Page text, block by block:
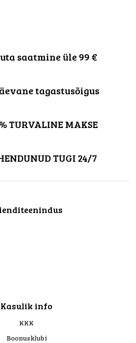
saatmine üle 99 €
tagastusõigus
TURVALINE MAKSE
TUGI 24/7
Kasulik info
KKK
Boonusklubi